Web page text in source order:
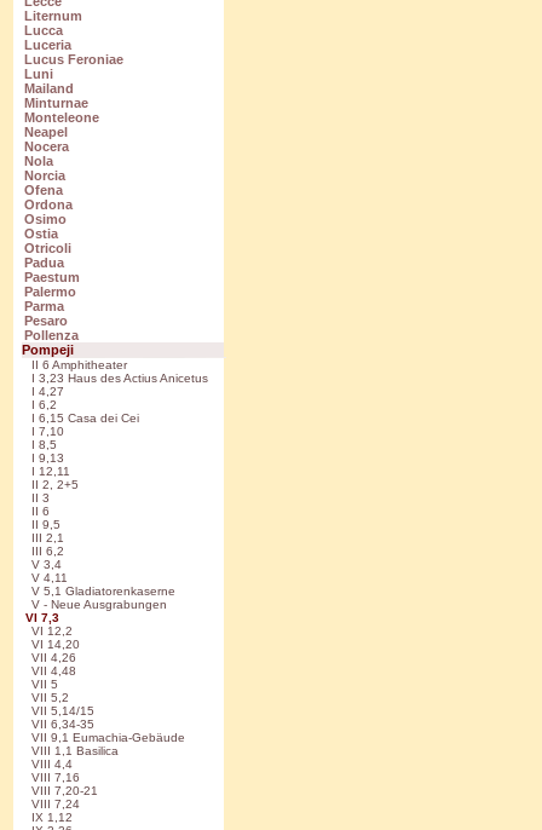
Liternum
Lucca
Luceria
Lucus Feroniae
Luni
Mailand
Minturnae
Monteleone
Neapel
Nocera
Nola
Norcia
Ofena
Ordona
Osimo
Ostia
Otricoli
Padua
Paestum
Palermo
Parma
Pesaro
Pollenza
Pompeji
II 6 Amphitheater
I 3,23 Haus des Actius Anicetus
I 4,27
I 6,2
I 6,15 Casa dei Cei
I 7,10
I 8,5
I 9,13
I 12,11
II 2, 2+5
II 3
II 6
II 9,5
III 2,1
III 6,2
V 3,4
V 4,11
V 5,1 Gladiatorenkaserne
V - Neue Ausgrabungen
VI 7,3
VI 12,2
VI 14,20
VII 4,26
VII 4,48
VII 5
VII 5,2
VII 5,14/15
VII 6,34-35
VII 9,1 Eumachia-Gebäude
VIII 1,1 Basilica
VIII 4,4
VIII 7,16
VIII 7,20-21
VIII 7,24
IX 1,12